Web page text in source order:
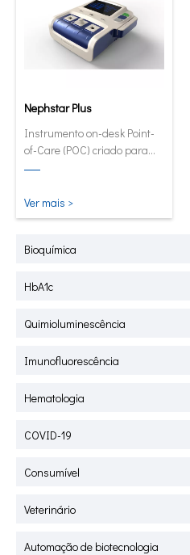
Nephstar Plus
Instrumento on-desk Point-
of-Care (POC) criado para
teste rápido de HbA1C, CRP,
Ver mais >
Bioquímica
HbA1c
Quimioluminescência
Imunofluorescência
Hematologia
COVID-19
Consumível
Veterinário
Automação de biotecnologia